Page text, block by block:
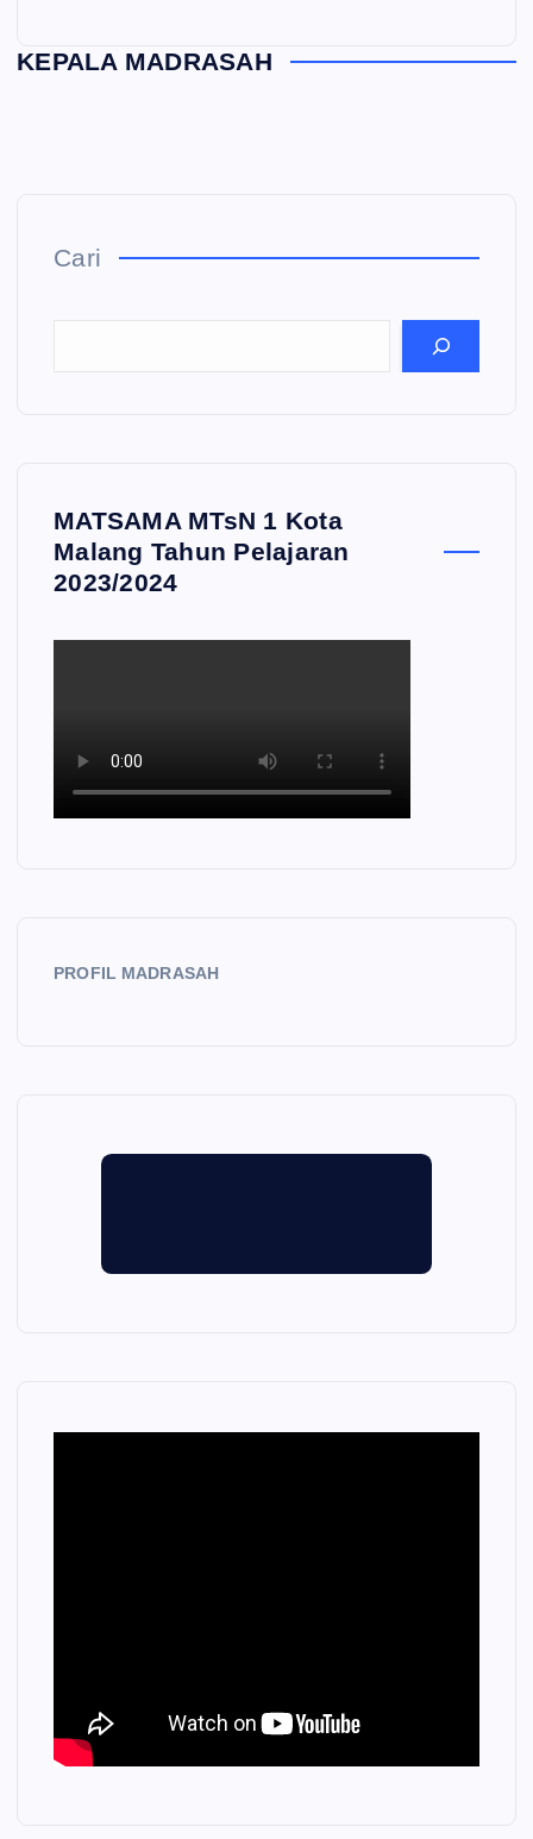
KEPALA MADRASAH
Cari
MATSAMA MTsN 1 Kota
Malang Tahun Pelajaran
2023/2024
PROFIL MADRASAH